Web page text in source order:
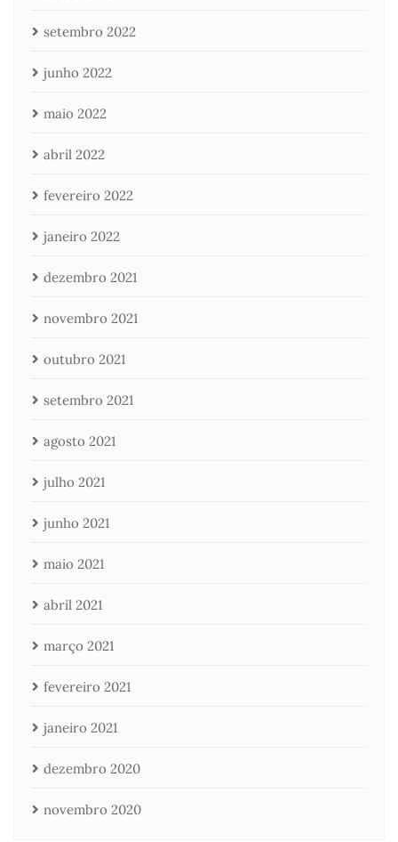
setembro 2022
junho 2022
maio 2022
abril 2022
fevereiro 2022
janeiro 2022
dezembro 2021
novembro 2021
outubro 2021
setembro 2021
agosto 2021
julho 2021
junho 2021
maio 2021
abril 2021
março 2021
fevereiro 2021
janeiro 2021
dezembro 2020
novembro 2020